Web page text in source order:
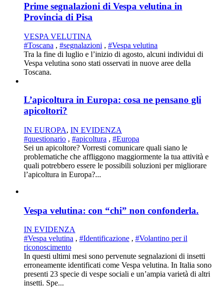
Prime segnalazioni di Vespa velutina in
Provincia di Pisa
VESPA VELUTINA
#Toscana , #segnalazioni , #Vespa velutina
Tra la fine di luglio e l’inizio di agosto, alcuni individui di
Vespa velutina sono stati osservati in nuove aree della
Toscana.
L’apicoltura in Europa: cosa ne pensano gli
apicoltori?
IN EUROPA, IN EVIDENZA
#questionario , #apicoltura , #Europa
Sei un apicoltore? Vorresti comunicare quali siano le
problematiche che affliggono maggiormente la tua attività e
quali potrebbero essere le possibili soluzioni per migliorare
l’apicoltura in Europa?...
Vespa velutina: con “chi” non confonderla.
IN EVIDENZA
#Vespa velutina , #Identificazione , #Volantino per il
riconoscimento
In questi ultimi mesi sono pervenute segnalazioni di insetti
erroneamente identificati come Vespa velutina. In Italia sono
presenti 23 specie di vespe sociali e un’ampia varietà di altri
insetti. Spe...